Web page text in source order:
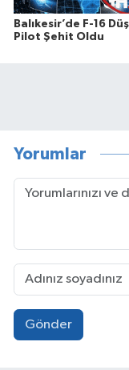
Balıkesir’de F-16
Pilot Şehit Oldu
Yorumlar
Gönder